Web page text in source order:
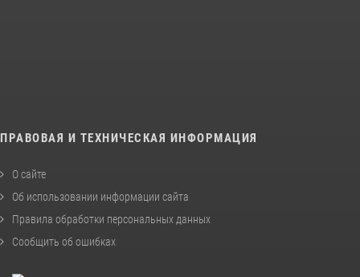
ПРАВОВАЯ И ТЕХНИЧЕСКАЯ ИНФОРМАЦИЯ
О сайте
Об использовании информации сайта
Правила обработки персональных данных
Сообщить об ошибках